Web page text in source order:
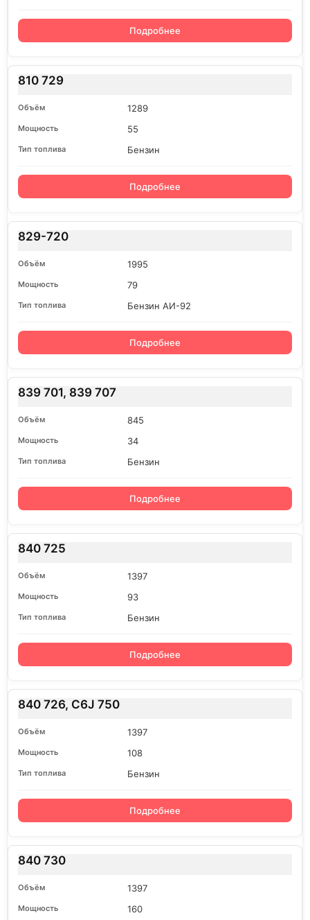
Подробнее
810 729
1289
55
Бензин
Подробнее
829-720
1995
79
Бензин АИ-92
Подробнее
839 701, 839 707
845
34
Бензин
Подробнее
840 725
1397
93
Бензин
Подробнее
840 726, C6J 750
1397
108
Бензин
Подробнее
840 730
1397
160